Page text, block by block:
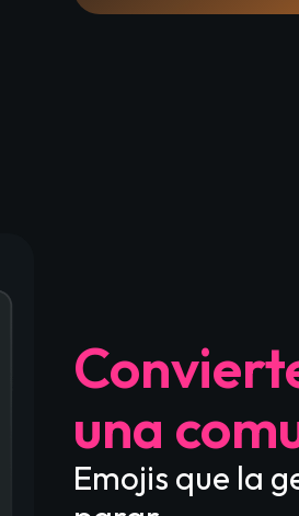
una
Emojis que la